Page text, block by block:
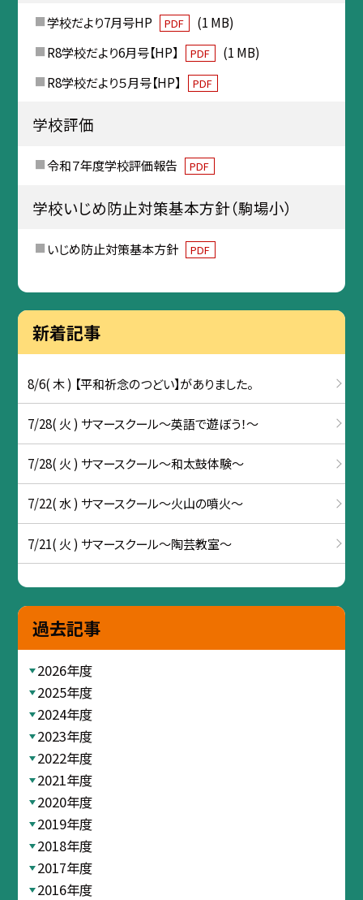
学校だより7月号HP PDF
(1 MB)
R8学校だより6月号【HP】
PDF
(1 MB)
R8学校だより５月号【HP】
PDF
学校評価
令和７年度学校評価報告 PDF
学校いじめ防止対策基本方針（駒場小）
いじめ防止対策基本方針 PDF
新着記事
8/6( 木 ) 【平和祈念のつどい】がありました。
7/28( 火 ) サマースクール～英語で遊ぼう！～
7/28( 火 ) サマースクール～和太鼓体験～
7/22( 水 ) サマースクール～火山の噴火～
7/21( 火 ) サマースクール～陶芸教室～
過去記事
2026年度
2025年度
2024年度
2023年度
2022年度
2021年度
2020年度
2019年度
2018年度
2017年度
2016年度